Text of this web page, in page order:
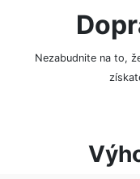
Nezabudnite na to,